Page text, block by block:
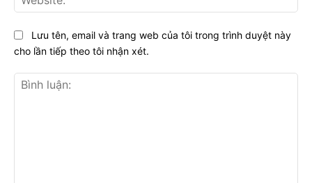
Lưu tên, email và trang web của tôi trong trình duyệt này
cho lần tiếp theo tôi nhận xét.